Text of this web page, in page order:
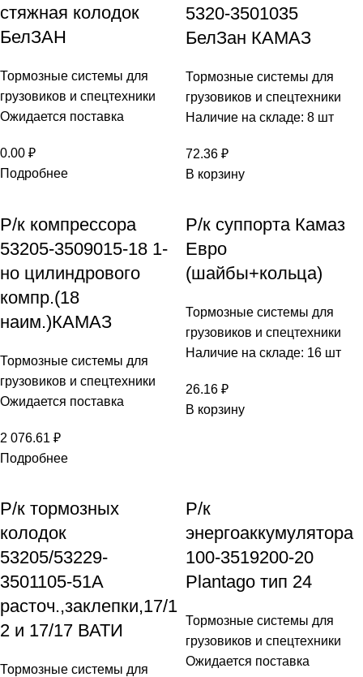
стяжная колодок
БелЗАН
Тормозные системы для
грузовиков и спецтехники
Ожидается поставка
0.00 ₽
Подробнее
5320-3501035
БелЗан КАМАЗ
Тормозные системы для
грузовиков и спецтехники
Наличие на складе: 8 шт
72.36 ₽
В корзину
Р/к компрессора
53205-3509015-18 1-
но цилиндрового
компр.(18
наим.)КАМАЗ
Тормозные системы для
грузовиков и спецтехники
Ожидается поставка
2 076.61 ₽
Подробнее
Р/к суппорта Камаз
Евро
(шайбы+кольца)
Тормозные системы для
грузовиков и спецтехники
Наличие на складе: 16 шт
26.16 ₽
В корзину
Р/к тормозных
колодок
53205/53229-
3501105-51А
расточ.,заклепки,17/1
2 и 17/17 ВАТИ
Тормозные системы для
Р/к
энергоаккумулятора
100-3519200-20
Plantago тип 24
Тормозные системы для
грузовиков и спецтехники
Ожидается поставка